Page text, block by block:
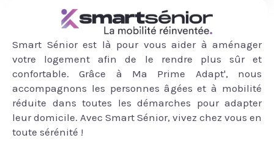
Smart Sénior est là pour vous aider à aménager
votre logement afin de le rendre plus sûr et
confortable. Grâce à Ma Prime Adapt', nous
accompagnons les personnes âgées et à mobilité
réduite dans toutes les démarches pour adapter
leur domicile. Avec Smart Sénior, vivez chez vous en
toute sérénité !